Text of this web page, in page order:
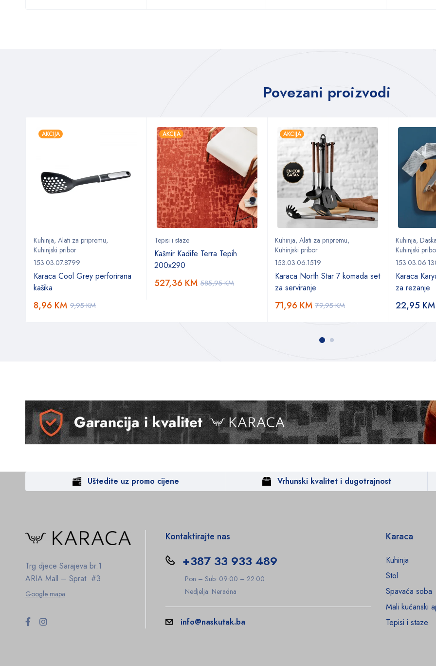
Povezani proizvodi
AKCIJA
Kuhinja, Alati za pripremu,
Kuhinjski pribor
153.03.07.8799
Karaca Cool Grey perforirana
kašika
9,95KM
8,96 KM
AKCIJA
Tepisi i staze
Kašmir Kadife Terra Tepih
200x290
585,95KM
527,36 KM
AKCIJA
Kuhinja, Alati za pripremu,
Kuhinjski pribor
153.03.06.1519
Karaca North Star 7 komada set
za serviranje
79,95KM
71,96 KM
Kuhinja,
Kuhinjski
Karaca
za rezanje
22,95 KM
Uštedite uz promo cijene Vrhunski kvalitet i dugotrajnost
Trg djece Sarajeva br.1
ARIA Mall – Sprat #3
Google mapa
Kontaktirajte nas
+387 33 933 489
Pon – Sub: 09:00 – 22:00
Nedjelja: Neradna
info@naskutak.ba
Karaca
Kuhinja
Stol
Spavaća soba
Mali kućanski
Tepisi i staze